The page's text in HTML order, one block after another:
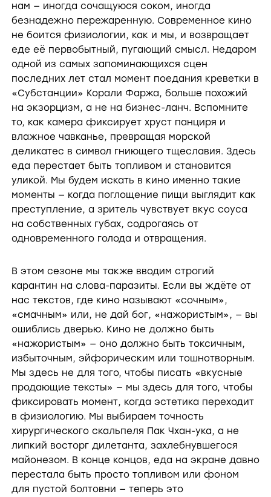
нам — иногда сочащуюся соком, иногда
безнадежно пережаренную. Современное кино
не боится физиологии, как и мы, и возвращает
еде её первобытный, пугающий смысл. Недаром
одной из самых запоминающихся сцен
последних лет стал момент поедания креветки в
«Субстанции» Корали Фаржа, больше похожий
на экзорцизм, а не на бизнес-ланч. Вспомните
то, как камера фиксирует хруст панциря и
влажное чавканье, превращая морской
деликатес в символ гниющего тщеславия. Здесь
еда перестает быть топливом и становится
уликой. Мы будем искать в кино именно такие
моменты — когда поглощение пищи выглядит как
преступление, а зритель чувствует вкус соуса
на собственных губах, содрогаясь от
одновременного голода и отвращения.
В этом сезоне мы также вводим строгий
карантин на слова-паразиты. Если вы ждёте от
нас текстов, где кино называют «сочным»,
«смачным» или, не дай бог, «нажористым», — вы
ошиблись дверью. Кино не должно быть
«нажористым» — оно должно быть токсичным,
избыточным, эйфорическим или тошнотворным.
Мы здесь не для того, чтобы писать «вкусные
продающие тексты» — мы здесь для того, чтобы
фиксировать момент, когда эстетика переходит
в физиологию. Мы выбираем точность
хирургического скальпеля Пак Чхан-ука, а не
липкий восторг дилетанта, захлебнувшегося
майонезом. В конце концов, еда на экране давно
перестала быть просто топливом или фоном
для пустой болтовни — теперь это